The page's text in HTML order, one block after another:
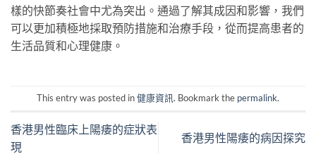
樣的快節奏社會中尤為突出。通過了解其成因和影響，我們
可以更加積極地採取預防措施和治療手段，從而提高患者的
生活品質和心理健康。
This entry was posted in健康資訊. Bookmark the permalink.
香港男性臨床上陽痿的症狀表
現
香港男性陽痿的病因探究